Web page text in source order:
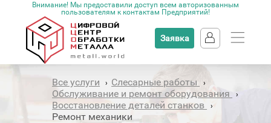
Внимание! Мы предоставили доступ всем авторизованным
пользователям к контактам Предприятий!
Заявка
Все услуги › Слесарные работы ›
Обслуживание и ремонт оборудования ›
Восстановление деталей станков ›
Ремонт механики